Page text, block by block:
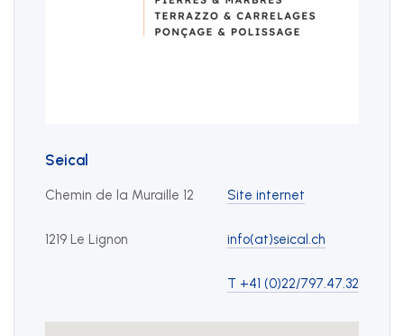
Seical
Chemin de la Muraille 12
1219 Le Lignon
Site internet
info(at)seical.ch
T +41 (0)22/797.47.32